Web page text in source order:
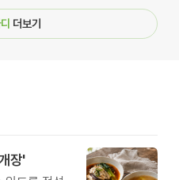
더보기
장'